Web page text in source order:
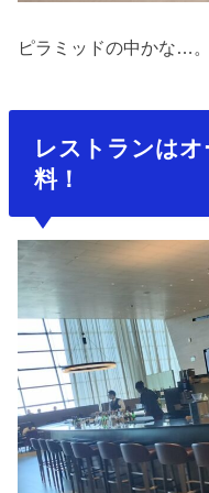
ピラミッドの中かな…。
レストランは
料！